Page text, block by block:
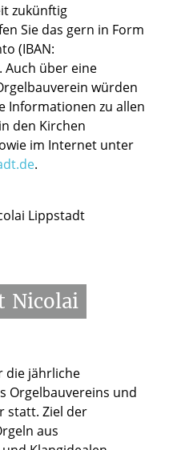
zukünftig
Sie das gern in Form
(IBAN:
Auch über eine
würden
Informationen zu allen
den Kirchen
im Internet unter
.
Lippstadt
Nicolai
die jährliche
Orgelbauvereins und
statt. Ziel der
aus